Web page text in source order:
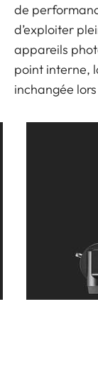
de
d’exploiter
appareils
point interne,
inchangée